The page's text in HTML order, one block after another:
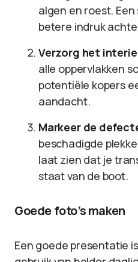
algen en roest.
betere indruk
Verzorg het
alle oppervlakken
potentiële kopers
aandacht.
Markeer de
beschadigde
laat zien dat je
staat van de boot.
Goede foto’s maken
Een goede presentatie